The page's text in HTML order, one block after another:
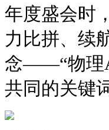
年度盛会时
力比拼、续
念——“物理
共同的关键